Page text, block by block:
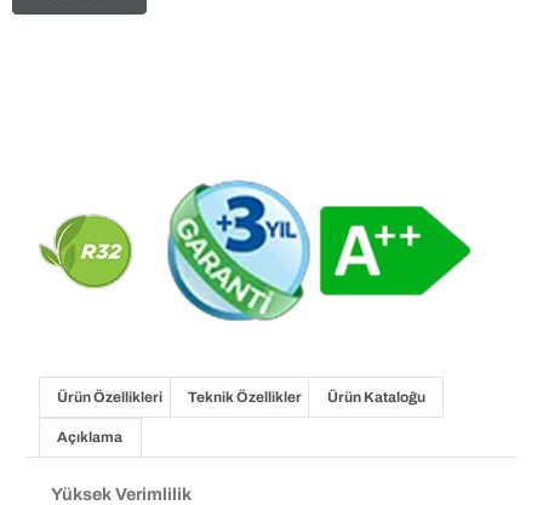
Ürün Özellikleri Teknik Özellikler Ürün Kataloğu
Açıklama
Yüksek Verimlilik